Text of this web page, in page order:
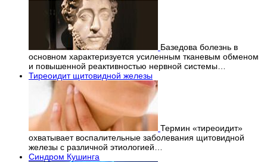
Базедова болезнь в
основном характеризуется усиленным тканевым обменом
и повышенной реактивностью нервной системы…
Тиреоидит щитовидной железы
Термин «тиреоидит»
охватывает воспалительные заболевания щитовидной
железы с различной этиологией…
Синдром Кушинга